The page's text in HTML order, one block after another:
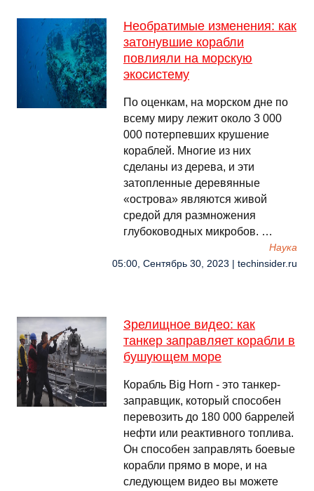
Необратимые изменения: как
затонувшие корабли
повлияли на морскую
экосистему
По оценкам, на морском дне по
всему миру лежит около 3 000
000 потерпевших крушение
кораблей. Многие из них
сделаны из дерева, и эти
затопленные деревянные
«острова» являются живой
средой для размножения
глубоководных микробов. …
Наука
05:00, Сентябрь 30, 2023 | techinsider.ru
Зрелищное видео: как
танкер заправляет корабли в
бушующем море
Корабль Big Horn - это танкер-
заправщик, который способен
перевозить до 180 000 баррелей
нефти или реактивного топлива.
Он способен заправлять боевые
корабли прямо в море, и на
следующем видео вы можете